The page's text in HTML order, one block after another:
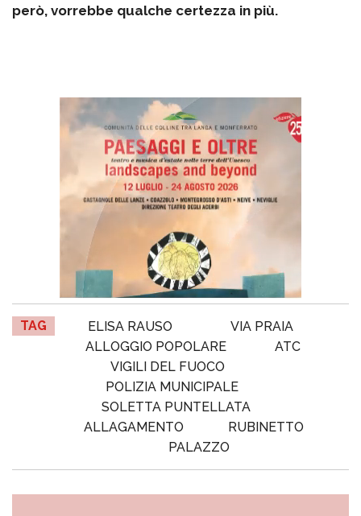
però, vorrebbe qualche certezza in più.
TAG ELISA RAUSO
VIA PRAIA
ALLOGGIO POPOLARE
ATC
VIGILI DEL FUOCO
POLIZIA MUNICIPALE
SOLETTA PUNTELLATA
ALLAGAMENTO
RUBINETTO
PALAZZO